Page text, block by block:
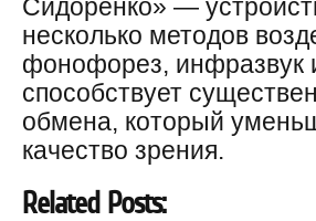
Сидоренко» —
несколько методов
фонофорез, инфразвук
способствует
обмена, который
качество зрения.
Related Posts: